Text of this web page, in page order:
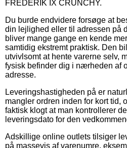
FREDERIK IX CRUNCHY.
Du burde endvidere forsøge at
din lejlighed eller til adressen på
bliver mange gange en kende
samtidig ekstremt praktisk. Den
utvivlsomt at hente varerne selv,
fysisk befinder dig i nærheden af
adresse.
Leveringshastigheden på er
mangler ordren inden for kort tid,
faktisk klogt at man kontrollerer
leveringsdato for den
Adskillige online outlets tilsiger
på massevis af varenumre,